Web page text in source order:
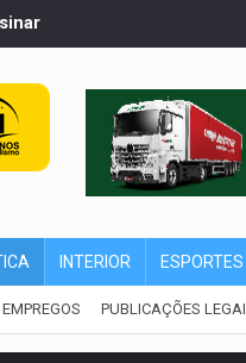
INTERIOR ESPORTES
EMPREGOS PUBLICAÇÕES